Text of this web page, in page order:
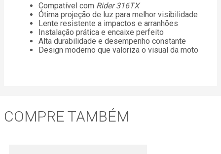
Compatível com Rider 316TX
Ótima projeção de luz para melhor visibilidade
Lente resistente a impactos e arranhões
Instalação prática e encaixe perfeito
Alta durabilidade e desempenho constante
Design moderno que valoriza o visual da moto
COMPRE TAMBÉM